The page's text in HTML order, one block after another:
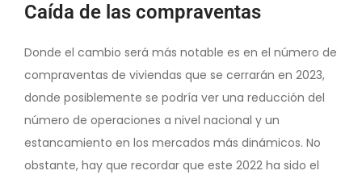
Caída de las compraventas
Donde el cambio será más notable es en el número de
compraventas de viviendas que se cerrarán en 2023,
donde posiblemente se podría ver una reducción del
número de operaciones a nivel nacional y un
estancamiento en los mercados más dinámicos. No
obstante, hay que recordar que este 2022 ha sido el